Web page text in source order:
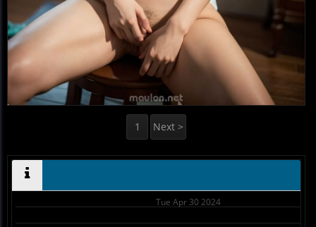
1 Next >
Tue Apr 30 2024